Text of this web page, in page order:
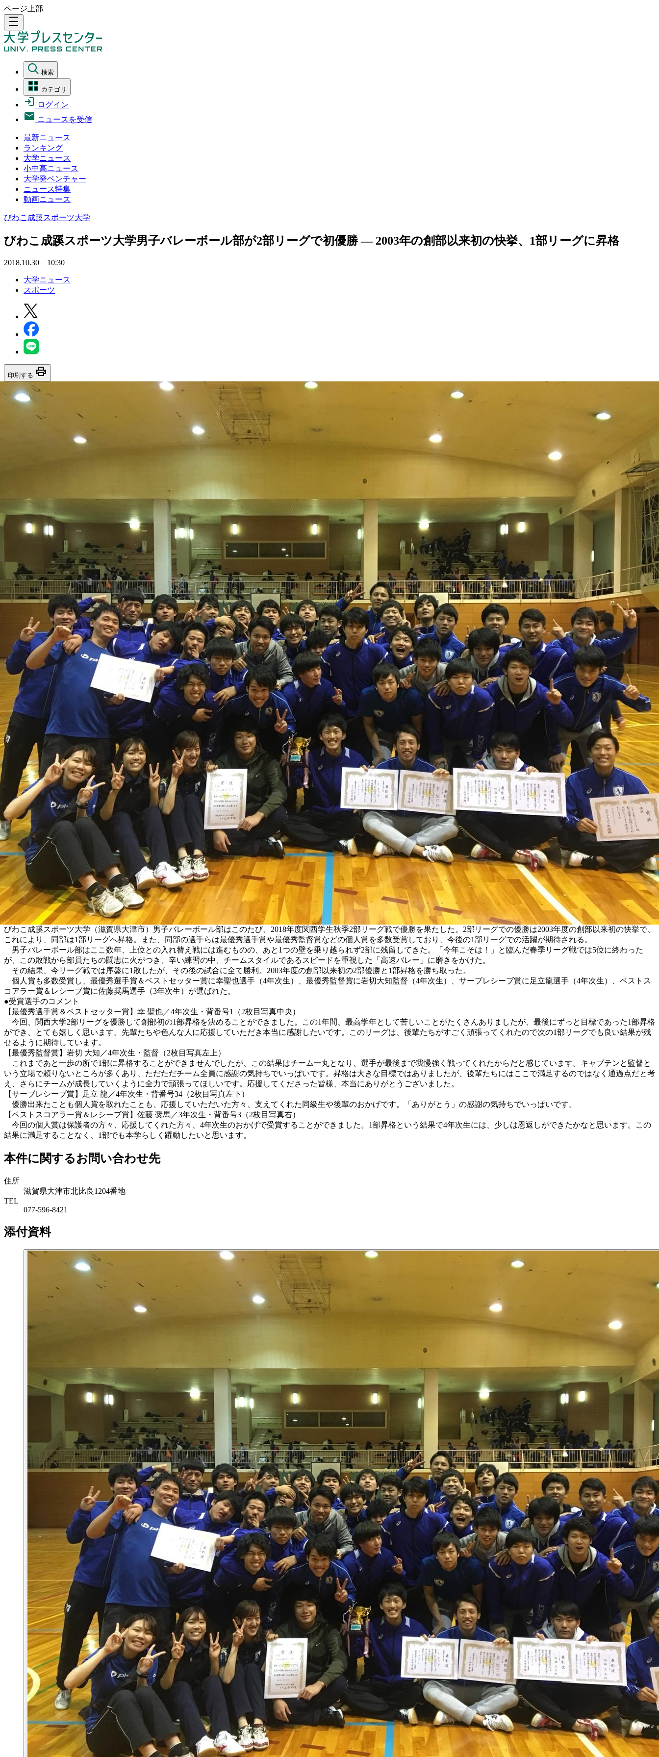
ページ上部
density_medium
検索
カテゴリ
ログイン
ニュースを受信
最新ニュース
ランキング
大学ニュース
小中高ニュース
大学発ベンチャー
ニュース特集
動画ニュース
びわこ成蹊スポーツ大学
びわこ成蹊スポーツ大学男子バレーボール部が2部リーグで初優勝 — 2003年の創部以来初の快挙、1部リーグに昇格
2018.10.30 10:30
大学ニュース
スポーツ
印刷する print
びわこ成蹊スポーツ大学（滋賀県大津市）男子バレーボール部はこのたび、2018年度関西学生秋季2部リーグ戦で優勝を果たした。2部リーグでの優勝は2003年度の創部以来初の快挙で、
これにより、同部は1部リーグへ昇格。また、同部の選手らは最優秀選手賞や最優秀監督賞などの個人賞を多数受賞しており、今後の1部リーグでの活躍が期待される。
男子バレーボール部はここ数年、上位との入れ替え戦には進むものの、あと1つの壁を乗り越られず2部に残留してきた。「今年こそは！」と臨んだ春季リーグ戦では5位に終わった
が、この敗戦から部員たちの闘志に火がつき、辛い練習の中、チームスタイルであるスピードを重視した「高速バレー」に磨きをかけた。
その結果、今リーグ戦では序盤に1敗したが、その後の試合に全て勝利。2003年度の創部以来初の2部優勝と1部昇格を勝ち取った。
個人賞も多数受賞し、最優秀選手賞＆ベストセッター賞に幸聖也選手（4年次生）、最優秀監督賞に岩切大知監督（4年次生）、サーブレシーブ賞に足立龍選手（4年次生）、ベストス
コアラー賞＆レシーブ賞に佐藤奨馬選手（3年次生）が選ばれた。
●受賞選手のコメント
【最優秀選手賞＆ベストセッター賞】幸 聖也／4年次生・背番号1（2枚目写真中央）
今回、関西大学2部リーグを優勝して創部初の1部昇格を決めることができました。この1年間、最高学年として苦しいことがたくさんありましたが、最後にずっと目標であった1部昇格
ができ、とても嬉しく思います。先輩たちや色んな人に応援していただき本当に感謝したいです。このリーグは、後輩たちがすごく頑張ってくれたので次の1部リーグでも良い結果が残
せるように期待しています。
【最優秀監督賞】岩切 大知／4年次生・監督（2枚目写真左上）
これまであと一歩の所で1部に昇格することができませんでしたが、この結果はチーム一丸となり、選手が最後まで我慢強く戦ってくれたからだと感じています。キャプテンと監督と
いう立場で頼りないところが多くあり、ただただチーム全員に感謝の気持ちでいっぱいです。昇格は大きな目標ではありましたが、後輩たちにはここで満足するのではなく通過点だと考
え、さらにチームが成長していくように全力で頑張ってほしいです。応援してくださった皆様、本当にありがとうございました。
【サーブレシーブ賞】足立 龍／4年次生・背番号34（2枚目写真左下）
優勝出来たことも個人賞を取れたことも、応援していただいた方々、支えてくれた同級生や後輩のおかげです。「ありがとう」の感謝の気持ちでいっぱいです。
【ベストスコアラー賞＆レシーブ賞】佐藤 奨馬／3年次生・背番号3（2枚目写真右）
今回の個人賞は保護者の方々、応援してくれた方々、4年次生のおかげで受賞することができました。1部昇格という結果で4年次生には、少しは恩返しができたかなと思います。この
結果に満足することなく、1部でも本学らしく躍動したいと思います。
本件に関するお問い合わせ先
住所
滋賀県大津市北比良1204番地
TEL
077-596-8421
添付資料